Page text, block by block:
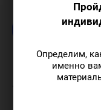
Определим,
именно